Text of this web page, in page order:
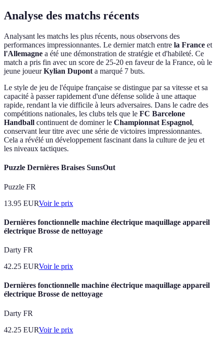
Analyse des matchs récents
Analysant les matchs les plus récents, nous observons des
performances impressionnantes. Le dernier match entre la France et
l'Allemagne a été une démonstration de stratégie et d'habileté. Ce
match a pris fin avec un score de 25-20 en faveur de la France, où le
jeune joueurKylian Dupont a marqué 7 buts.
Le style de jeu de l'équipe française se distingue par sa vitesse et sa
capacité à passer rapidement d'une défense solide à une attaque
rapide, rendant la vie difficile à leurs adversaires. Dans le cadre des
compétitions nationales, les clubs tels que le FC Barcelone
Handball continuent de dominer le Championnat Espagnol,
conservant leur titre avec une série de victoires impressionnantes.
Cela a révélé un développement fascinant dans la culture de jeu et
les niveaux tactiques.
Puzzle Dernières Braises SunsOut
Puzzle FR
13.95 EURVoir le prix
Dernières fonctionnelle machine électrique maquillage appareil
électrique Brosse de nettoyage
Darty FR
42.25 EURVoir le prix
Dernières fonctionnelle machine électrique maquillage appareil
électrique Brosse de nettoyage
Darty FR
42.25 EURVoir le prix